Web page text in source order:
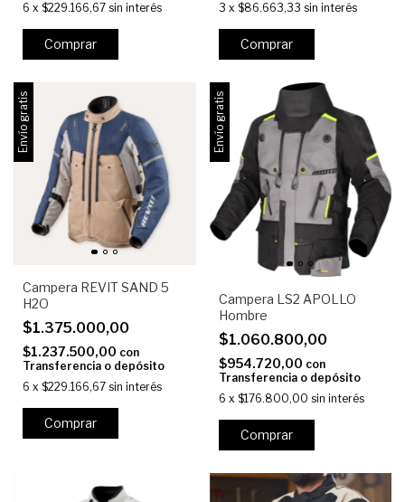
6 x $229.166,67 sin interés
Comprar
3 x $86.663,33 sin interés
Comprar
Envío gratis
Campera REVIT SAND 5
H2O
$1.375.000,00
$1.237.500,00 con
Transferencia o depósito
6 x $229.166,67 sin interés
Comprar
Envío gratis
Campera LS2 APOLLO
Hombre
$1.060.800,00
$954.720,00 con
Transferencia o depósito
6 x $176.800,00 sin interés
Comprar